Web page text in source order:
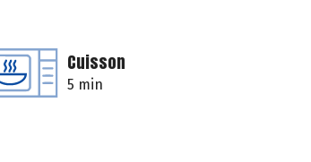
Cuisson
5 min